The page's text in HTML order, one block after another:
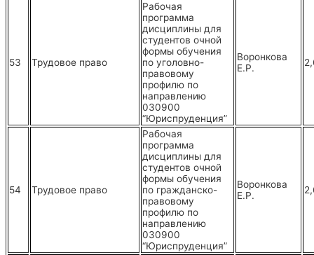
53 Трудовое право
Рабочая
программа
дисциплины для
студентов очной
формы обучения
по уголовно-
правовому
профилю по
направлению
030900
“Юриспруденция”
Воронкова
Е.Р.
54 Трудовое право
Рабочая
программа
дисциплины для
студентов очной
формы обучения
по гражданско-
правовому
профилю по
направлению
030900
“Юриспруденция”
Воронкова
Е.Р.